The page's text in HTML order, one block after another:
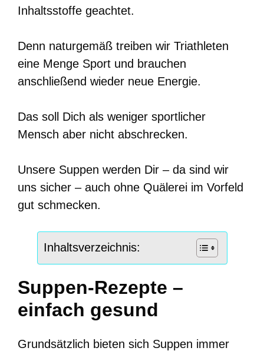
Inhaltsstoffe geachtet.
Denn naturgemäß treiben wir Triathleten
eine Menge Sport und brauchen
anschließend wieder neue Energie.
Das soll Dich als weniger sportlicher
Mensch aber nicht abschrecken.
Unsere Suppen werden Dir – da sind wir
uns sicher – auch ohne Quälerei im Vorfeld
gut schmecken.
Inhaltsverzeichnis:
Suppen-Rezepte –
einfach gesund
Grundsätzlich bieten sich Suppen immer